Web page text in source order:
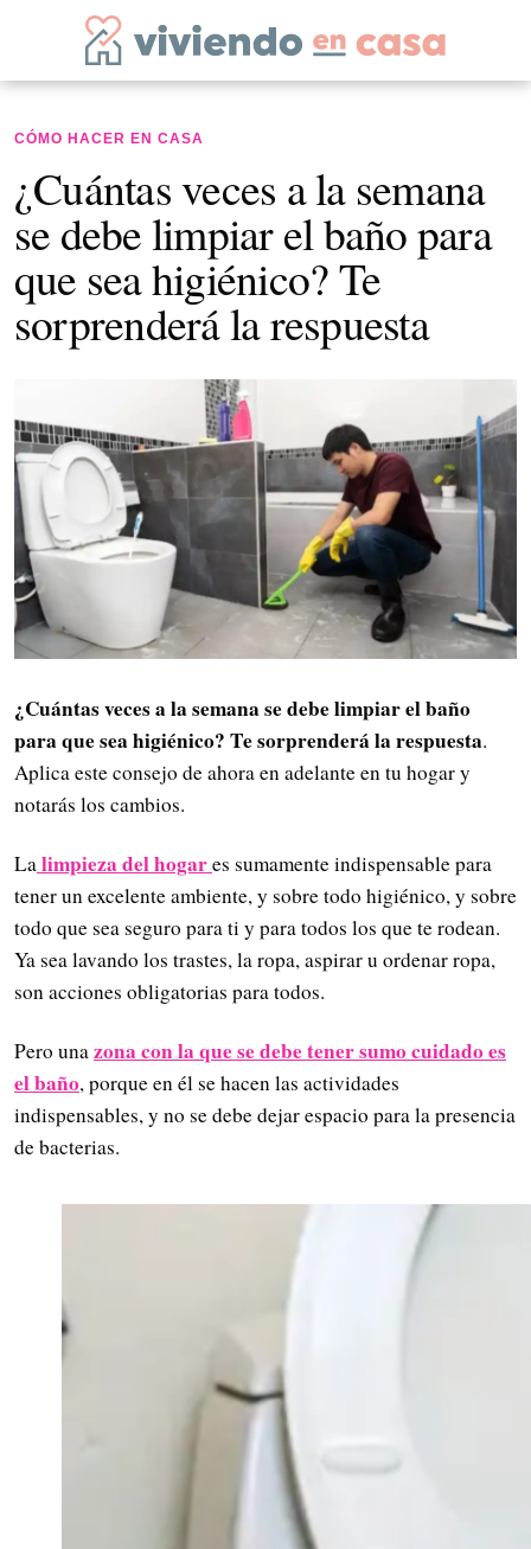
CÓMO HACER EN CASA
¿Cuántas veces a la semana
se debe limpiar el baño para
que sea higiénico? Te
sorprenderá la respuesta
¿Cuántas veces a la semana se debe limpiar el baño
para que sea higiénico? Te sorprenderá la respuesta.
Aplica este consejo de ahora en adelante en tu hogar y
notarás los cambios.
Lalimpieza del hogares sumamente indispensable para
tener un excelente ambiente, y sobre todo higiénico, y sobre
todo que sea seguro para ti y para todos los que te rodean.
Ya sea lavando los trastes, la ropa, aspirar u ordenar ropa,
son acciones obligatorias para todos.
Pero unazona con la que se debe tener sumo cuidado es
el baño, porque en él se hacen las actividades
indispensables, y no se debe dejar espacio para la presencia
de bacterias.